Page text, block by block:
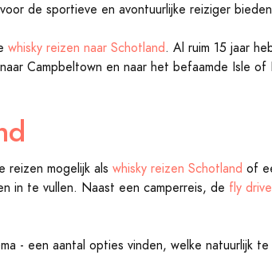
de sportieve en avontuurlijke reiziger
whisky reizen naar Schotland. Al ruim 15 jaar
Campbeltown en naar het befaamde Isle
reizen mogelijk als whisky reizen Schotland of
in te vullen. Naast een camperreis, de fly
- een aantal opties vinden, welke natuurlijk